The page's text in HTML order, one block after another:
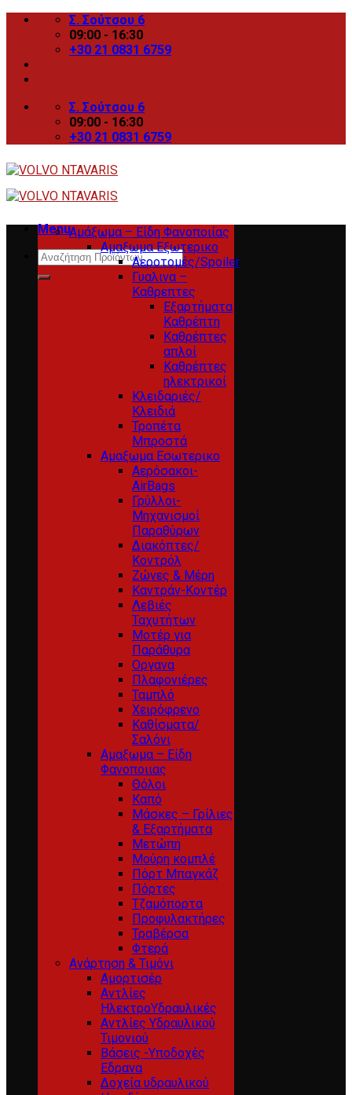
Skip
Σ. Σούτσου 6
09:00 - 16:30
+30 21 0831 6759
Σ. Σούτσου 6
09:00 - 16:30
+30 21 0831 6759
Menu
Search
for:
Αμάξωμα – Είδη Φανοποιίας
Αμαξωμα Εξωτερικο
Αεροτομές/Spoiler
Γυαλινα –
Καθρεπτες
Εξαρτήματα
Καθρέπτη
Καθρέπτες
απλοί
Καθρέπτες
ηλεκτρικοί
Κλειδαριές/
Κλειδιά
Τροπέτα
Μπροστά
Αμαξωμα Εσωτερικο
Αερόσακοι-
AirBags
Γρύλλοι-
Μηχανισμοί
Παραθύρων
Διακόπτες/
Κοντρόλ
Ζώνες & Μέρη
Καντράν-Κοντέρ
Λεβιές
Ταχυτήτων
Μοτέρ για
Παράθυρα
Οργανα
Πλαφονιέρες
Ταμπλό
Χειρόφρενο
Καθίσματα/
Σαλόνι
Αμαξωμα – Είδη
Φανοποιιας
Θόλοι
Καπό
Μάσκες – Γρίλιες
& Εξαρτήματα
Μετώπη
Μούρη κομπλέ
Πόρτ Μπαγκάζ
Πόρτες
Τζαμόπορτα
Προφυλακτήρες
Τραβέρσα
Φτερά
Ανάρτηση & Τιμόνι
Αμορτισέρ
Αντλίες
ΗλεκτροΥδραυλικές
Αντλίες Υδραυλικού
Τιμονιού
Βάσεις -Υποδοχές
Εδρανα
Δοχεία υδραυλικού